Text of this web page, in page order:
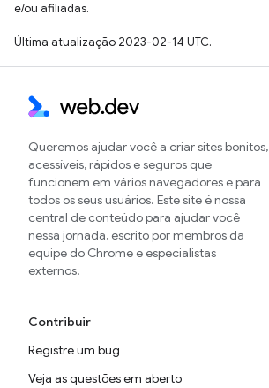
e/ou afiliadas.
Última atualização 2023-02-14 UTC.
Queremos ajudar você a criar sites bonitos,
acessíveis, rápidos e seguros que
funcionem em vários navegadores e para
todos os seus usuários. Este site é nossa
central de conteúdo para ajudar você
nessa jornada, escrito por membros da
equipe do Chrome e especialistas
externos.
Contribuir
Registre um bug
Veja as questões em aberto